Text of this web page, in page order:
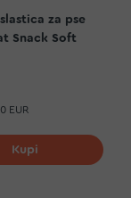
za pse
Snack Soft
EUR
listu želja
Kupi